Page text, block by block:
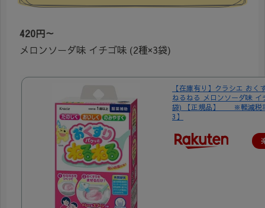
420円～
メロンソーダ味 イチゴ味 (2種×3袋)
【在庫有り】クラシエ おく
ねるねる メロンソーダ味 イ
袋) 【正規品】 ※軽減税
3】